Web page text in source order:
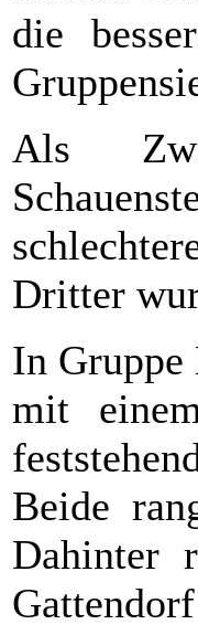
die
Als
Dritter
In Gruppe
mit
Beide
Dahinter